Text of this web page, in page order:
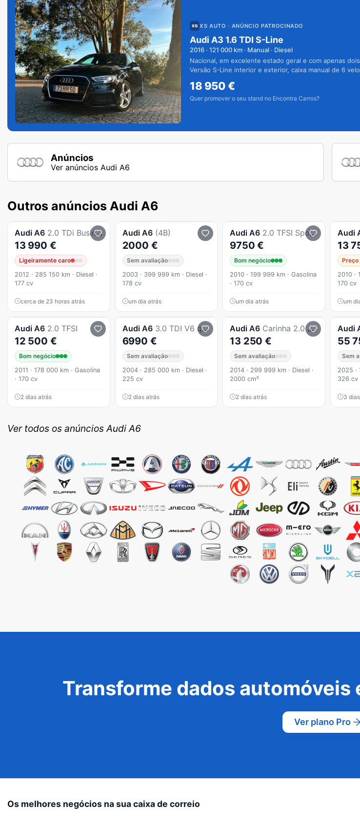
XS AUTO · ANÚNCIO PATROCINADO
Audi A3 1.6 TDI S-Line
2016 · 121 000 km · Manual · Diesel
Nacional, em excelente estado geral e com apenas
Versão S-Line interior e exterior, caixa manual de 6
18 950€
Quer promover o seu stand no Encontra Carros?
Anúncios
Ver anúncios Audi A6
Outros anúncios Audi A6
Audi A6 2.0 TDi Business Line S-line Multitronic
13 990 €
Ligeiramente caro
2012 · 285 150 km · Diesel ·
177 cv
cerca de 23 horas atrás
Audi A6 (4B)
2000 €
Sem avaliação
2003 · 399 999 km · Diesel ·
178 cv
um dia atrás
Audi A6 2.0 TFSI Sport Multitronic c/ GPS - c/ Garantia - COMO NOVO -
9750 €
Bom negócio
2010 · 199 999 km · Gasolina
· 170 cv
um dia atrás
Audi
13
2010 ·
170 cv
um
Audi A6 2.0 TFSI
12 500 €
Bom negócio
2011 · 178 000 km · Gasolina
· 170 cv
2 dias atrás
Audi A6 3.0 TDI V6 quattro Exclusive Tiptronic
6990 €
Sem avaliação
2004 · 285 000 km · Diesel ·
225 cv
2 dias atrás
Audi A6 Carinha 2.0 Tdi S line
13 250 €
Sem avaliação
2014 · 299 999 km · Diesel ·
2000 cm³
2 dias atrás
Audi
55
Sem
2025 ·
326 cv
3
Ver todos os anúncios Audi A6
Transforme dados
Ver plano Pro
Os melhores negócios na sua caixa de correio